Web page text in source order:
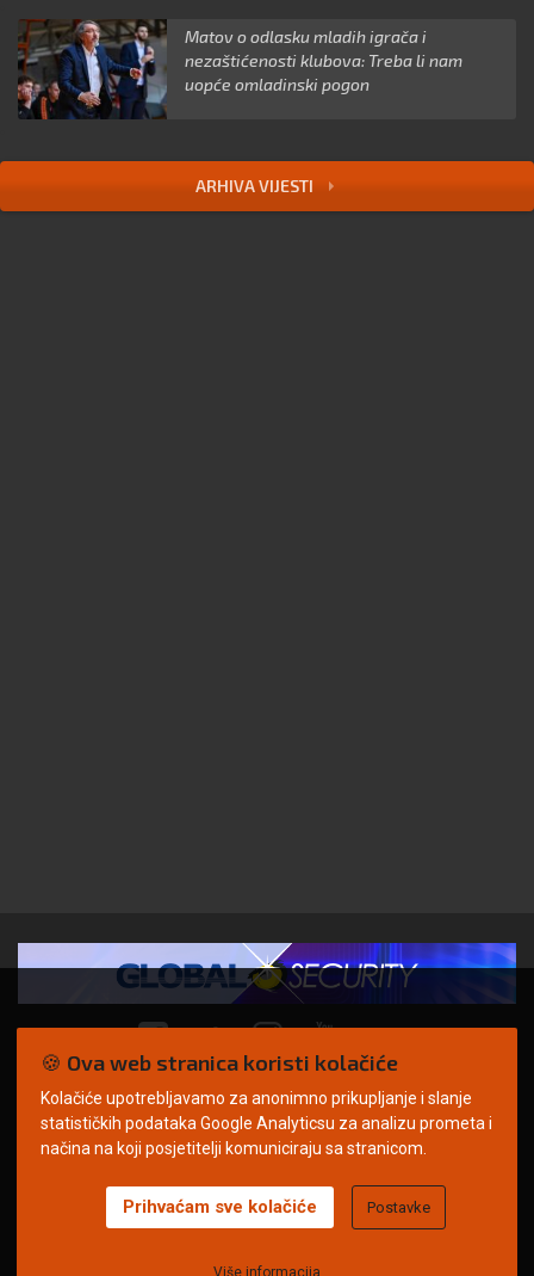
Matov o odlasku mladih igrača i
nezaštićenosti klubova: Treba li nam
uopće omladinski pogon
ARHIVA VIJESTI
© Copyright 2026. | ARILEO
Uvjeti korištenja Politika privatnosti
Impressum
🍪 Ova web stranica koristi kolačiće
Kolačiće upotrebljavamo za anonimno prikupljanje i slanje
statističkih podataka Google Analyticsu za analizu prometa i
načina na koji posjetitelji komuniciraju sa stranicom.
Više informacija
Prihvaćam sve kolačiće Postavke